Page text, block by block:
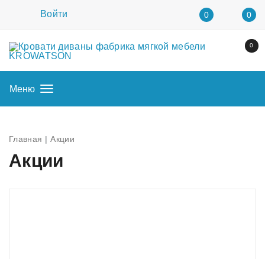
Войти 0 0
0
Меню
Главная Акции
Акции